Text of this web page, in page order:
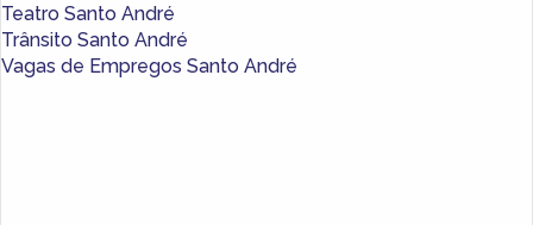
Teatro Santo André
Trânsito Santo André
Vagas de Empregos Santo André